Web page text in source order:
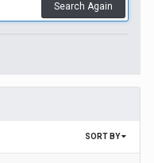
Search Again
SORT BY